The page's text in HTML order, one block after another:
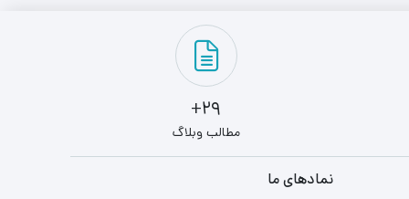
29+
مطالب وبلاگ
نمادهای ما